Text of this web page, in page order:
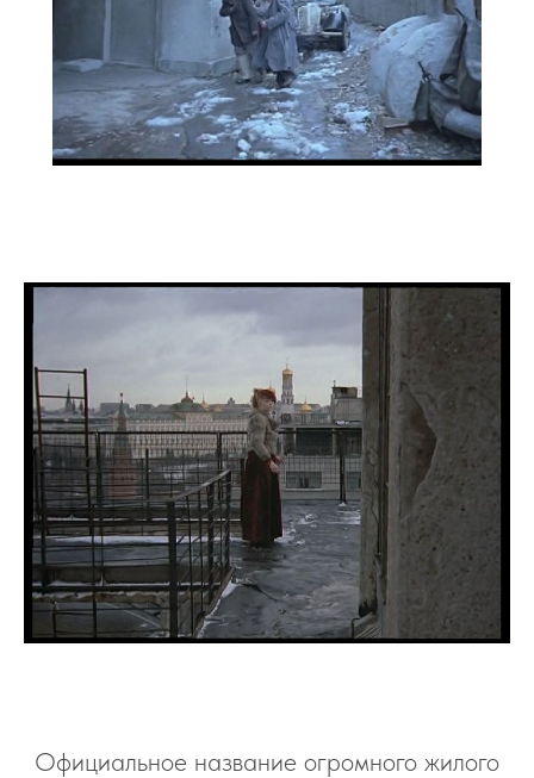
Официальное название огромного жилого